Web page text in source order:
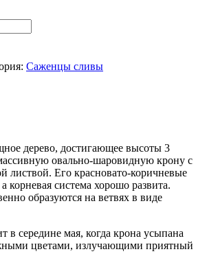
Саженцы сливы
дерево, достигающее высоты 3
овально-шаровидную крону с
листвой. Его красновато-коричневые
корневая система хорошо развита.
образуются на ветвях в виде
в середине мая, когда крона усыпана
цветами, излучающими приятный